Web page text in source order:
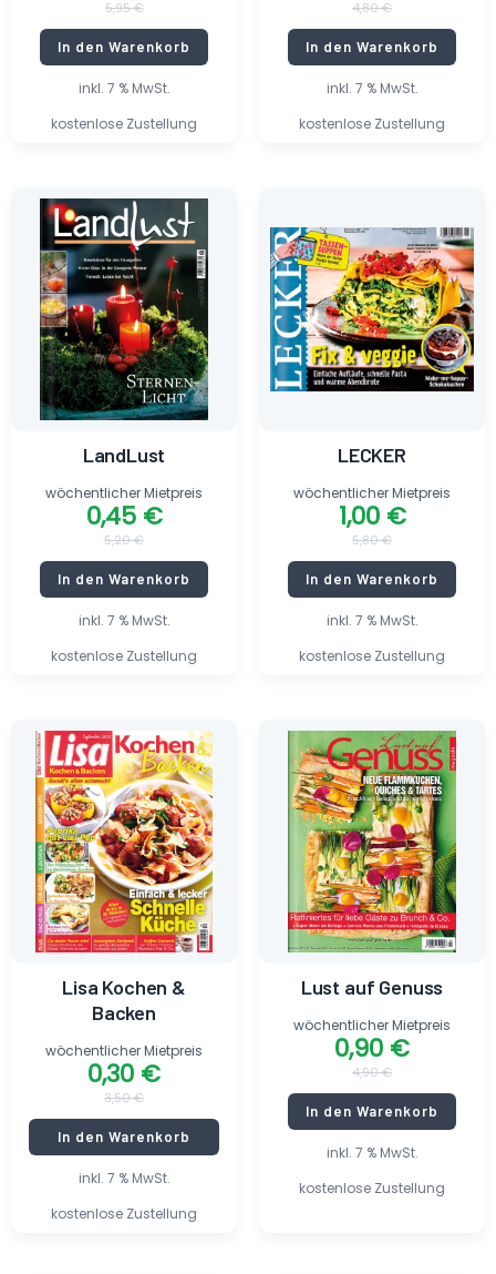
inkl. 7 % MwSt.
kostenlose Zustellung
5,95€
In den Warenkorb
inkl. 7 % MwSt.
kostenlose Zustellung
4,80€
In den Warenkorb
inkl. 7 % MwSt.
kostenlose Zustellung
LandLust
5,20€
Ursprünglicher
Preis
war:
5,20 €
0,45 €
Aktueller
Preis
ist:
0,45 €.
wöchentlicher Mietpreis
In den Warenkorb
inkl. 7 % MwSt.
kostenlose Zustellung
LECKER
5,80€
war:
5,80 €
1,00 €
ist:
1,00 €.
wöchentlicher Mietpreis
In den Warenkorb
inkl. 7 % MwSt.
kostenlose Zustellung
Lisa Kochen &
Backen
3,50€
Ursprünglicher
Preis
war:
3,50 €
0,30 €
Aktueller
Preis
ist:
0,30 €.
wöchentlicher Mietpreis
In den Warenkorb
inkl. 7 % MwSt.
kostenlose Zustellung
Lust auf Genuss
4,90€
Ursprünglicher
Preis
war:
4,90 €
0,90 €
Aktueller
Preis
ist:
0,90 €.
wöchentlicher Mietpreis
In den Warenkorb